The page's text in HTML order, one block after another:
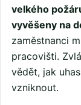
velkého
vyvěšeny na
zaměstnanci
pracovišti.
vědět, jak
vzniknout.